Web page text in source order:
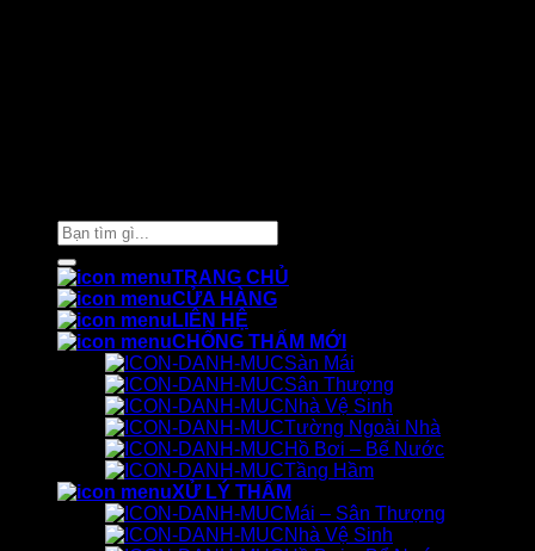
Tìm
kiếm:
TRANG CHỦ
CỬA HÀNG
LIÊN HỆ
CHỐNG THẤM MỚI
Sàn Mái
Sân Thượng
Nhà Vệ Sinh
Tường Ngoài Nhà
Hồ Bơi – Bể Nước
Tầng Hầm
XỬ LÝ THẤM
Mái – Sân Thượng
Nhà Vệ Sinh